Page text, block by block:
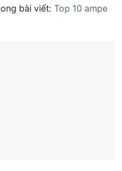
bài viết: Top 10 ampe